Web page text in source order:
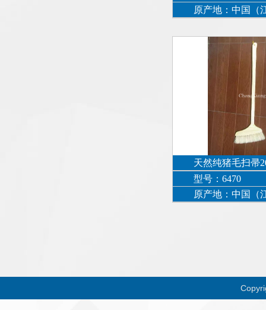
原产地：中国（
天然纯猪毛扫帚
型号：6470
原产地：中国（